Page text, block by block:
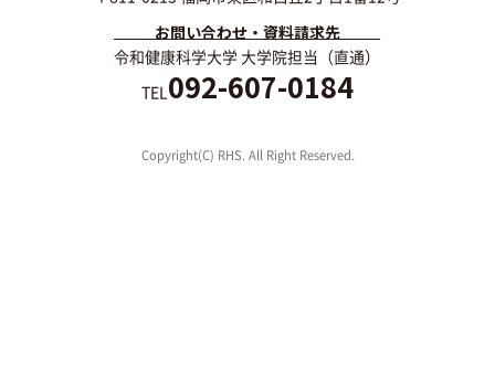
お問い合わせ・資料請求先
令和健康科学大学 大学院担当（直通）
TEL 092-607-0184
Copyright(C) RHS. All Right Reserved.